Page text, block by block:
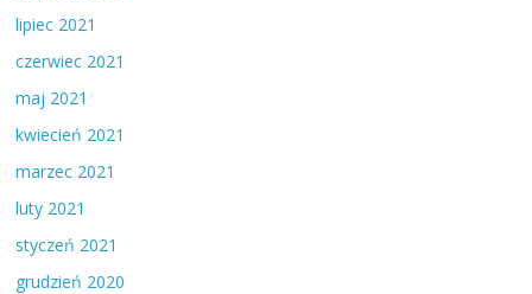
lipiec 2021
czerwiec 2021
maj 2021
kwiecień 2021
marzec 2021
luty 2021
styczeń 2021
grudzień 2020